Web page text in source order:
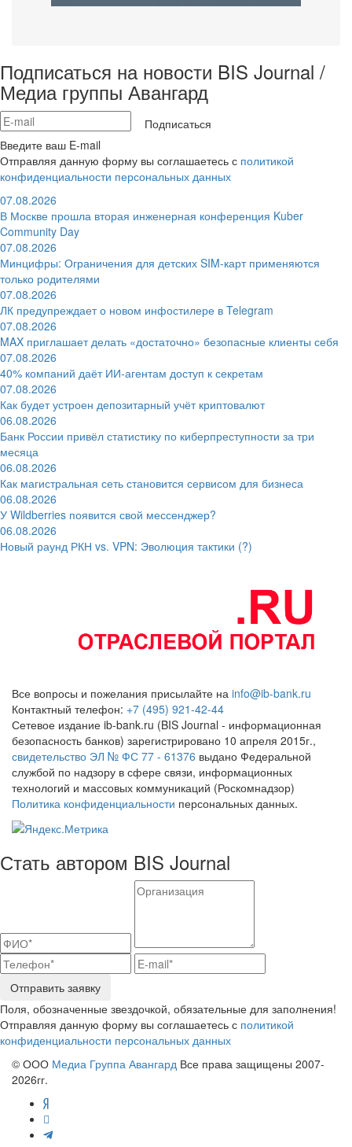
Подписаться на новости BIS Journal /
Медиа группы Авангард
Подписаться
Введите ваш E-mail
Отправляя данную форму вы соглашаетесь с политикой
конфиденциальности персональных данных
07.08.2026
В Москве прошла вторая инженерная конференция Kuber
Community Day
07.08.2026
Минцифры: Ограничения для детских SIM-карт применяются
только родителями
07.08.2026
ЛК предупреждает о новом инфостилере в Telegram
07.08.2026
MAX приглашает делать «достаточно» безопасные клиенты себя
07.08.2026
40% компаний даёт ИИ‑агентам доступ к секретам
07.08.2026
Как будет устроен депозитарный учёт криптовалют
06.08.2026
Банк России привёл статистику по киберпреступности за три
месяца
06.08.2026
Как магистральная сеть становится сервисом для бизнеса
06.08.2026
У Wildberries появится свой мессенджер?
06.08.2026
Новый раунд РКН vs. VPN: Эволюция тактики (?)
Все вопросы и пожелания присылайте на info@ib-bank.ru
Контактный телефон: +7 (495) 921-42-44
Сетевое издание ib-bank.ru (BIS Journal - информационная
безопасность банков) зарегистрировано 10 апреля 2015г.,
свидетельство ЭЛ № ФС 77 - 61376 выдано Федеральной
службой по надзору в сфере связи, информационных
технологий и массовых коммуникаций (Роскомнадзор)
Политика конфиденциальности персональных данных.
Стать автором BIS Journal
Отправить заявку
Поля, обозначенные звездочкой, обязательные для заполнения!
Отправляя данную форму вы соглашаетесь с политикой
конфиденциальности персональных данных
© ООО Медиа Группа Авангард Все права защищены 2007-
2026гг.